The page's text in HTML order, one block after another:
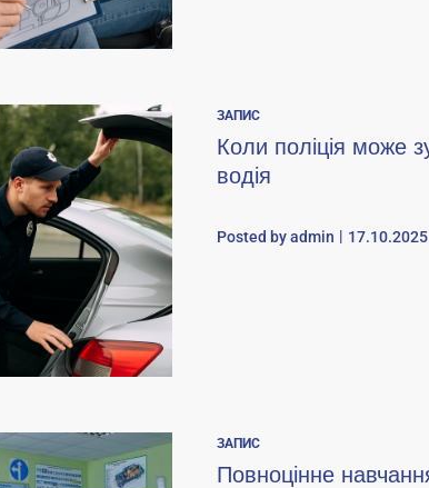
ЗАПИС
Коли поліція може
водія
Posted byadmin 17.10.2025
ЗАПИС
Повноцінне